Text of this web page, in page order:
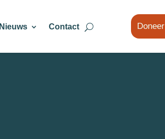
Nieuws Contact Doneer